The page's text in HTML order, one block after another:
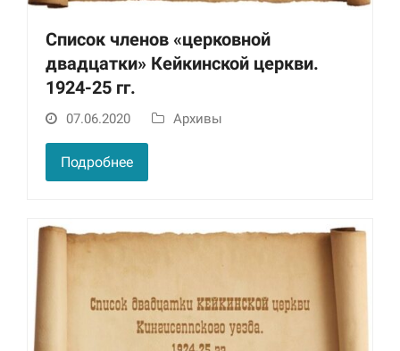
Список членов «церковной
двадцатки» Кейкинской церкви.
1924-25 гг.
07.06.2020 Архивы
Подробнее